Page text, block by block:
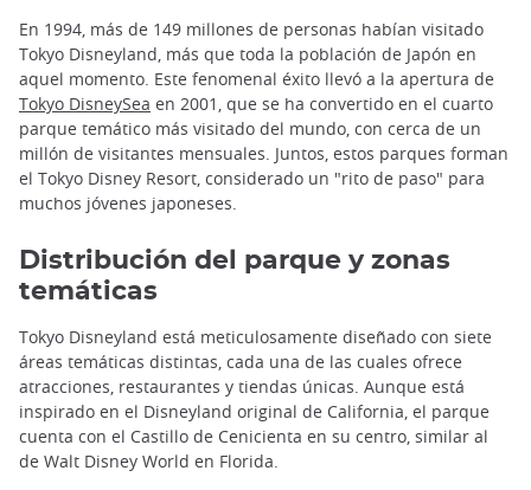
En 1994, más de 149 millones de personas habían visitado
Tokyo Disneyland, más que toda la población de Japón en
aquel momento. Este fenomenal éxito llevó a la apertura de
Tokyo DisneySea en 2001, que se ha convertido en el cuarto
parque temático más visitado del mundo, con cerca de un
millón de visitantes mensuales. Juntos, estos parques forman
el Tokyo Disney Resort, considerado un "rito de paso" para
muchos jóvenes japoneses.
Distribución del parque y zonas
temáticas
Tokyo Disneyland está meticulosamente diseñado con siete
áreas temáticas distintas, cada una de las cuales ofrece
atracciones, restaurantes y tiendas únicas. Aunque está
inspirado en el Disneyland original de California, el parque
cuenta con el Castillo de Cenicienta en su centro, similar al
de Walt Disney World en Florida.